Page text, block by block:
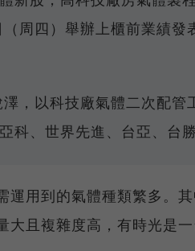
周四）舉辦上櫃前業績
，以科技廠氣體二次配管
科、世界先進、台亞、台勝
運用到的氣體種類繁多。
大且複雜度高，有時光是